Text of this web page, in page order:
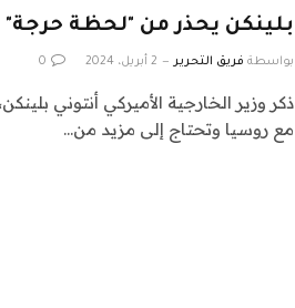
بلينكن يحذر من "لحظة حرجة"
بواسطة فريق التحرير 2 أبريل، 2024 0
ذكر وزير الخارجية الأميركي أنتوني
مع روسيا وتحتاج إلى مزيد من…